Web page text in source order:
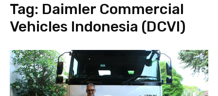
Tag: Daimler Commercial
Vehicles Indonesia (DCVI)